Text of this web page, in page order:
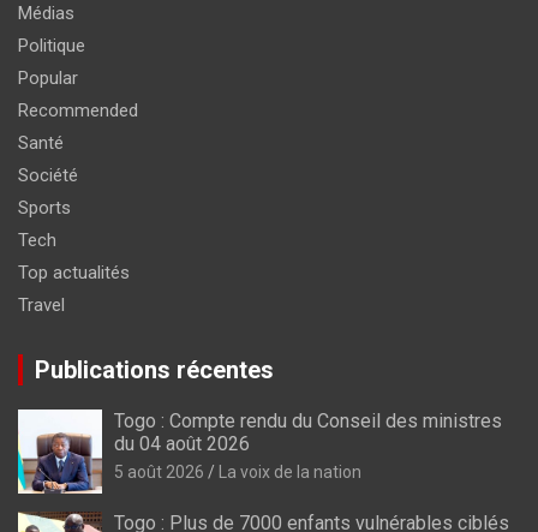
Médias
Politique
Popular
Recommended
Santé
Société
Sports
Tech
Top actualités
Travel
Publications récentes
Togo : Compte rendu du Conseil des ministres
du 04 août 2026
5 août 2026 La voix de la nation
Togo : Plus de 7000 enfants vulnérables ciblés